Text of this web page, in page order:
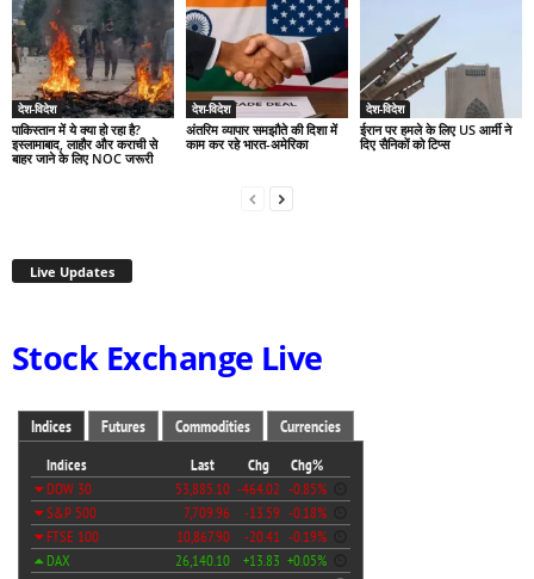
देश-विदेश
पाकिस्तान में ये क्या हो रहा है?
इस्लामाबाद, लाहौर और कराची से
बाहर जाने के लिए NOC जरूरी
देश-विदेश
अंतरिम व्यापार समझौते की दिशा में
काम कर रहे भारत-अमेरिका
देश-विदेश
ईरान पर हमले के लिए US आर्मी ने
दिए सैनिकों को टिप्स
Live Updates
Stock Exchange Live